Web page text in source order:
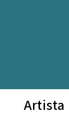
Artista